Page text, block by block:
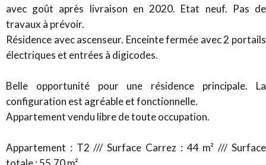
avec goût après livraison en 2020. Etat neuf. Pas de
travaux à prévoir.
Résidence avec ascenseur. Enceinte fermée avec 2 portails
électriques et entrées à digicodes.
Belle opportunité pour une résidence principale. La
configuration est agréable et fonctionnelle.
Appartement vendu libre de toute occupation.
Appartement : T2 /// Surface Carrez : 44 m² /// Surface